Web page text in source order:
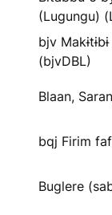
(Lugungu)
bjv
(bjvDBL)
Blaan,
bqj Firim
Buglere